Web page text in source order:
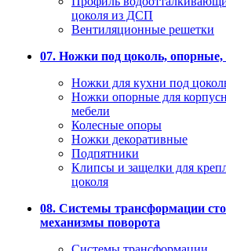
цоколя из ДСП
Вентиляционные решетки
07. Ножки под цоколь, опорные,
Ножки для кухни под
Ножки опорные для
мебели
Колесные опоры
Ножки декоративные
Подпятники
Клипсы и защелки для
цоколя
08. Системы трансформации
механизмы поворота